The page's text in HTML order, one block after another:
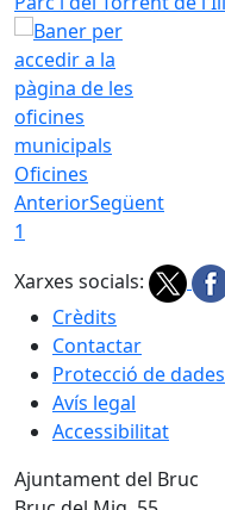
Oficines
AnteriorSegüent
1
Xarxes socials:
Crèdits
Contactar
Protecció de dades
Avís legal
Accessibilitat
Ajuntament del Bruc